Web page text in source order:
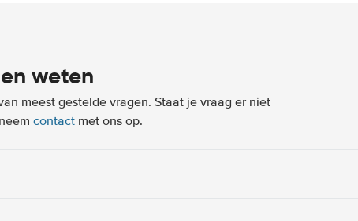
weten
meest gestelde vragen. Staat je vraag er niet
contact met ons op.